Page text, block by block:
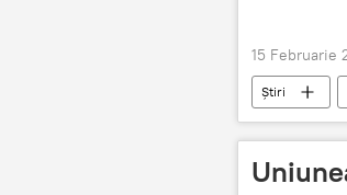
15 Februarie
Știri
OSCE